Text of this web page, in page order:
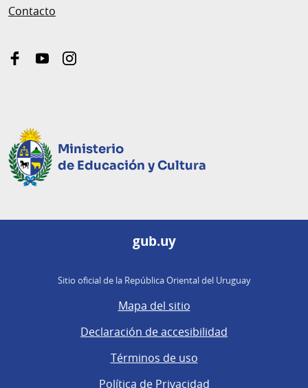
Contacto
facebookyoutubeinstagram
Ministerio
de Educación y Cultura
gub.uy
Sitio oficial de la República Oriental del Uruguay
Mapa del sitio
Declaración de accesibilidad
Términos de uso
Política de Privacidad